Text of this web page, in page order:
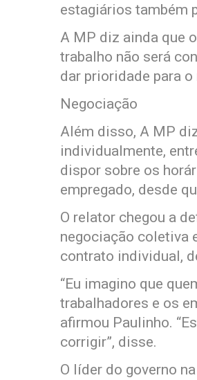
estagiários também
A MP diz ainda que
trabalho não será
dar prioridade para
Negociação
Além disso, A MP
individualmente,
dispor sobre os
empregado, desde
O relator chegou a
negociação coletiva
contrato individual,
“Eu imagino que
trabalhadores e os
afirmou Paulinho.
corrigir”, disse.
O líder do governo